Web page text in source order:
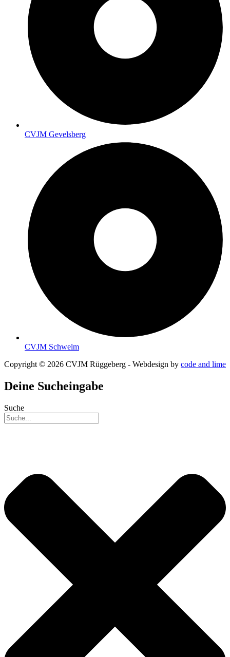
CVJM Gevelsberg
CVJM Schwelm
Copyright © 2026 CVJM Rüggeberg - Webdesign by code and lime
Deine Sucheingabe
Suche